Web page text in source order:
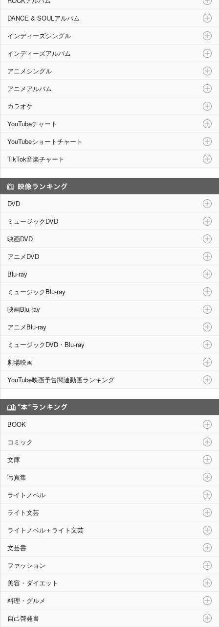
DANCE & SOULアルバム
インディーズシングル
インディーズアルバム
アニメシングル
アニメアルバム
カラオケ
YouTubeチャート
YouTubeショートチャート
TikTok音楽チャート
DVD
ミュージックDVD
映画DVD
アニメDVD
Blu-ray
ミュージックBlu-ray
映画Blu-ray
アニメBlu-ray
ミュージックDVD・Blu-ray
劇場映画
YouTube映画予告関連動画ランキング
BOOK
コミック
文庫
写真集
ライトノベル
ライト文芸
ライトノベル＋ライト文芸
文芸書
ファッション
美容・ダイエット
料理・グルメ
自己啓発書